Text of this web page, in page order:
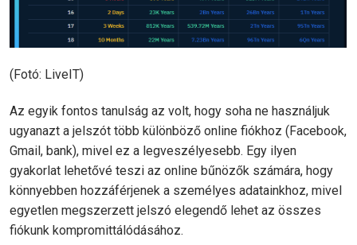
(Fotó: LiveIT)
Az egyik fontos tanulság az volt, hogy soha ne használjuk
ugyanazt a jelszót több különböző online fiókhoz (Facebook,
Gmail, bank), mivel ez a legveszélyesebb. Egy ilyen
gyakorlat lehetővé teszi az online bűnözők számára, hogy
könnyebben hozzáférjenek a személyes adatainkhoz, mivel
egyetlen megszerzett jelszó elegendő lehet az összes
fiókunk kompromittálódásához.